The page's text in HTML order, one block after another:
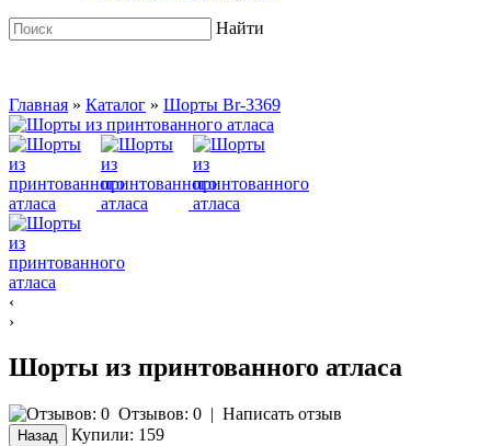
Найти
Главная » Каталог » Шорты Br-3369
‹
›
Шорты из принтованного атласа
Отзывов: 0 | Написать отзыв
Купили: 159